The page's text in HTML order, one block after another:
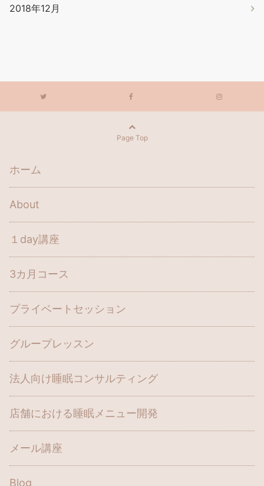
2018年12月
Page Top
ホーム
About
１day講座
3カ月コース
プライベートセッション
グループレッスン
法人向け睡眠コンサルティング
店舗における睡眠メニュー開発
メール講座
Blog